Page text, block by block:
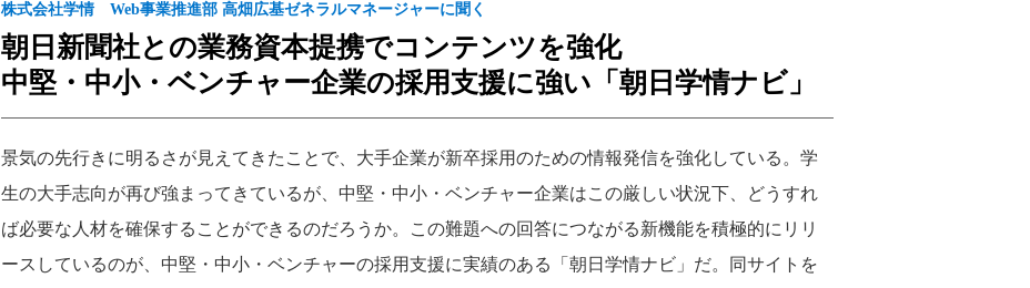
株式会社学情 Web事業推進部 高畑広基ゼネラルマネージャーに聞く
朝日新聞社との業務資本提携でコンテンツを強化
中堅・中小・ベンチャー企業の採用支援に強い「朝日学情ナビ」
景気の先行きに明るさが見えてきたことで、大手企業が新卒採用のための情報発信を強化している。学
生の大手志向が再び強まってきているが、中堅・中小・ベンチャー企業はこの厳しい状況下、どうすれ
ば必要な人材を確保することができるのだろうか。この難題への回答につながる新機能を積極的にリリ
ースしているのが、中堅・中小・ベンチャーの採用支援に実績のある「朝日学情ナビ」だ。同サイトを